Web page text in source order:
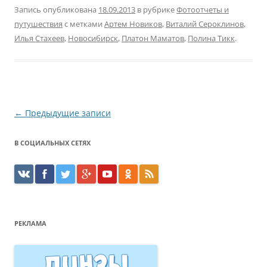
Запись опубликована 18.09.2013 в рубрикеФотоотчеты и
путушествия с метками Артем Новиков, Виталий Сероклинов,
Илья Стахеев, Новосибирск, Платон Маматов, Полина Тикк.
Навигация
записям
← Предыдущие записи
В СОЦИАЛЬНЫХ СЕТЯХ
РЕКЛАМА